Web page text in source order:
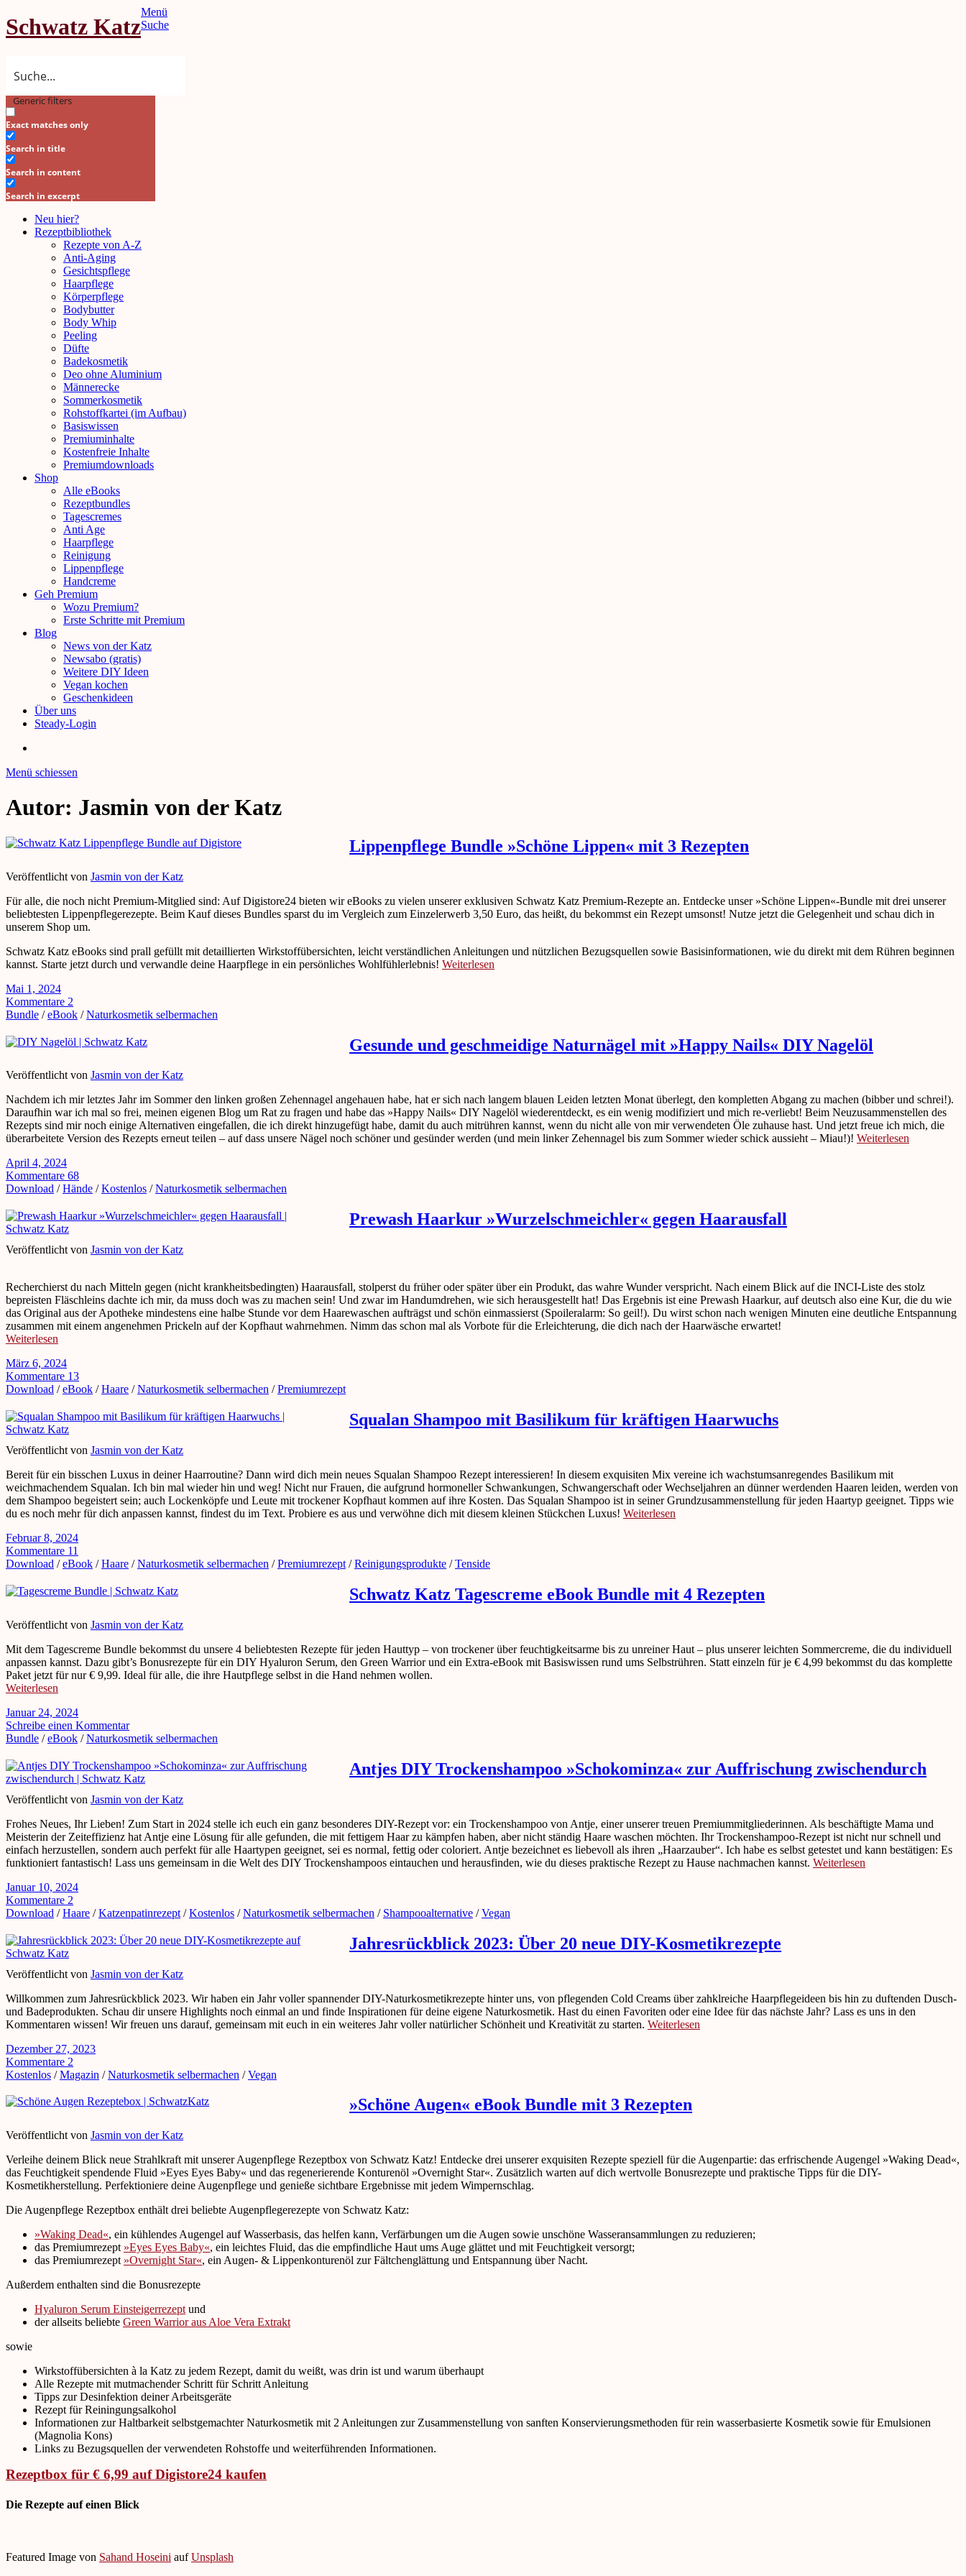
Schwatz Katz
Menü
Suche
Generic filters
Exact matches only
Search in title
Search in content
Search in excerpt
Neu hier?
Rezeptbibliothek
Rezepte von A-Z
Anti-Aging
Gesichtspflege
Haarpflege
Körperpflege
Bodybutter
Body Whip
Peeling
Düfte
Badekosmetik
Deo ohne Aluminium
Männerecke
Sommerkosmetik
Rohstoffkartei (im Aufbau)
Basiswissen
Premiuminhalte
Kostenfreie Inhalte
Premiumdownloads
Shop
Alle eBooks
Rezeptbundles
Tagescremes
Anti Age
Haarpflege
Reinigung
Lippenpflege
Handcreme
Geh Premium
Wozu Premium?
Erste Schritte mit Premium
Blog
News von der Katz
Newsabo (gratis)
Weitere DIY Ideen
Vegan kochen
Geschenkideen
Über uns
Steady-Login
Menü schiessen
Autor: Jasmin von der Katz
Lippenpflege Bundle »Schöne Lippen« mit 3 Rezepten
Veröffentlicht von Jasmin von der Katz
Für alle, die noch nicht Premium-Mitglied sind: Auf Digistore24 bieten wir eBooks zu vielen unserer exklusiven Schwatz Katz Premium-Rezepte an. Entdecke unser »Schöne Lippen«-Bundle mit drei unserer
beliebtesten Lippenpflegerezepte. Beim Kauf dieses Bundles sparst du im Vergleich zum Einzelerwerb 3,50 Euro, das heißt, du bekommst ein Rezept umsonst! Nutze jetzt die Gelegenheit und schau dich in
unserem Shop um.
Schwatz Katz eBooks sind prall gefüllt mit detaillierten Wirkstoffübersichten, leicht verständlichen Anleitungen und nützlichen Bezugsquellen sowie Basisinformationen, wie du direkt mit dem Rühren beginnen
kannst. Starte jetzt durch und verwandle deine Haarpflege in ein persönliches Wohlfühlerlebnis! Weiterlesen
Mai 1, 2024
Kommentare 2
Bundle /eBook /Naturkosmetik selbermachen
Gesunde und geschmeidige Naturnägel mit »Happy Nails« DIY Nagelöl
Veröffentlicht von Jasmin von der Katz
Nachdem ich mir letztes Jahr im Sommer den linken großen Zehennagel angehauen habe, hat er sich nach langem blauen Leiden letzten Monat überlegt, den kompletten Abgang zu machen (bibber und schrei!).
Daraufhin war ich mal so frei, meinen eigenen Blog um Rat zu fragen und habe das »Happy Nails« DIY Nagelöl wiederentdeckt, es ein wenig modifiziert und mich re-verliebt! Beim Neuzusammenstellen des
Rezepts sind mir noch einige Alternativen eingefallen, die ich direkt hinzugefügt habe, damit du auch mitrühren kannst, wenn du nicht alle von mir verwendeten Öle zuhause hast. Und jetzt freue ich mich, die
überarbeitete Version des Rezepts erneut teilen – auf dass unsere Nägel noch schöner und gesünder werden (und mein linker Zehennagel bis zum Sommer wieder schick aussieht – Miau!)! Weiterlesen
April 4, 2024
Kommentare 68
Download /Hände /Kostenlos /Naturkosmetik selbermachen
Prewash Haarkur »Wurzelschmeichler« gegen Haarausfall
Veröffentlicht von Jasmin von der Katz
Recherchierst du nach Mitteln gegen (nicht krankheitsbedingten) Haarausfall, stolperst du früher oder später über ein Produkt, das wahre Wunder verspricht. Nach einem Blick auf die INCI-Liste des stolz
bepreisten Fläschleins dachte ich mir, da muss doch was zu machen sein! Und zwar im Handumdrehen, wie sich herausgestellt hat! Das Ergebnis ist eine Prewash Haarkur, auf deutsch also eine Kur, die du wie
das Original aus der Apotheke mindestens eine halbe Stunde vor dem Haarewaschen aufträgst und schön einmassierst (Spoileralarm: So geil!). Du wirst schon nach wenigen Minuten eine deutliche Entspannung
zusammen mit einem angenehmen Prickeln auf der Kopfhaut wahrnehmen. Nimm das schon mal als Vorbote für die Erleichterung, die dich nach der Haarwäsche erwartet!
Weiterlesen
März 6, 2024
Kommentare 13
Download /eBook /Haare /Naturkosmetik selbermachen /Premiumrezept
Squalan Shampoo mit Basilikum für kräftigen Haarwuchs
Veröffentlicht von Jasmin von der Katz
Bereit für ein bisschen Luxus in deiner Haarroutine? Dann wird dich mein neues Squalan Shampoo Rezept interessieren! In diesem exquisiten Mix vereine ich wachstumsanregendes Basilikum mit
weichmachendem Squalan. Ich bin mal wieder hin und weg! Nicht nur Frauen, die aufgrund hormoneller Schwankungen, Schwangerschaft oder Wechseljahren an dünner werdenden Haaren leiden, werden von
dem Shampoo begeistert sein; auch Lockenköpfe und Leute mit trockener Kopfhaut kommen auf ihre Kosten. Das Squalan Shampoo ist in seiner Grundzusammenstellung für jeden Haartyp geeignet. Tipps wie
du es noch mehr für dich anpassen kannst, findest du im Text. Probiere es aus und verwöhne dich mit diesem kleinen Stückchen Luxus! Weiterlesen
Februar 8, 2024
Kommentare 11
Download /eBook /Haare /Naturkosmetik selbermachen /Premiumrezept /Reinigungsprodukte /Tenside
Schwatz Katz Tagescreme eBook Bundle mit 4 Rezepten
Veröffentlicht von Jasmin von der Katz
Mit dem Tagescreme Bundle bekommst du unsere 4 beliebtesten Rezepte für jeden Hauttyp – von trockener über feuchtigkeitsarme bis zu unreiner Haut – plus unserer leichten Sommercreme, die du individuell
anpassen kannst. Dazu gibt’s Bonusrezepte für ein DIY Hyaluron Serum, den Green Warrior und ein Extra-eBook mit Basiswissen rund ums Selbstrühren. Statt einzeln für je € 4,99 bekommst du das komplette
Paket jetzt für nur € 9,99. Ideal für alle, die ihre Hautpflege selbst in die Hand nehmen wollen.
Weiterlesen
Januar 24, 2024
Schreibe einen Kommentar
Bundle /eBook /Naturkosmetik selbermachen
Antjes DIY Trockenshampoo »Schokominza« zur Auffrischung zwischendurch
Veröffentlicht von Jasmin von der Katz
Frohes Neues, Ihr Lieben! Zum Start in 2024 stelle ich euch ein ganz besonderes DIY-Rezept vor: ein Trockenshampoo von Antje, einer unserer treuen Premiummitgliederinnen. Als beschäftigte Mama und
Meisterin der Zeiteffizienz hat Antje eine Lösung für alle gefunden, die mit fettigem Haar zu kämpfen haben, aber nicht ständig Haare waschen möchten. Ihr Trockenshampoo-Rezept ist nicht nur schnell und
einfach herzustellen, sondern auch perfekt für alle Haartypen geeignet, sei es normal, fettig oder coloriert. Antje bezeichnet es liebevoll als ihren „Haarzauber“. Ich habe es selbst getestet und kann bestätigen: Es
funktioniert fantastisch! Lass uns gemeinsam in die Welt des DIY Trockenshampoos eintauchen und herausfinden, wie du dieses praktische Rezept zu Hause nachmachen kannst. Weiterlesen
Januar 10, 2024
Kommentare 2
Download /Haare /Katzenpatinrezept /Kostenlos /Naturkosmetik selbermachen / Shampooalternative /Vegan
Jahresrückblick 2023: Über 20 neue DIY-Kosmetikrezepte
Veröffentlicht von Jasmin von der Katz
Willkommen zum Jahresrückblick 2023. Wir haben ein Jahr voller spannender DIY-Naturkosmetikrezepte hinter uns, von pflegenden Cold Creams über zahklreiche Haarpflegeideen bis hin zu duftenden Dusch-
und Badeprodukten. Schau dir unsere Highlights noch einmal an und finde Inspirationen für deine eigene Naturkosmetik. Hast du einen Favoriten oder eine Idee für das nächste Jahr? Lass es uns in den
Kommentaren wissen! Wir freuen uns darauf, gemeinsam mit euch in ein weiteres Jahr voller natürlicher Schönheit und Kreativität zu starten. Weiterlesen
Dezember 27, 2023
Kommentare 2
Kostenlos /Magazin /Naturkosmetik selbermachen /Vegan
»Schöne Augen« eBook Bundle mit 3 Rezepten
Veröffentlicht von Jasmin von der Katz
Verleihe deinem Blick neue Strahlkraft mit unserer Augenpflege Rezeptbox von Schwatz Katz! Entdecke drei unserer exquisiten Rezepte speziell für die Augenpartie: das erfrischende Augengel »Waking Dead«,
das Feuchtigkeit spendende Fluid »Eyes Eyes Baby« und das regenerierende Konturenöl »Overnight Star«. Zusätzlich warten auf dich wertvolle Bonusrezepte und praktische Tipps für die DIY-
Kosmetikherstellung. Perfektioniere deine Augenpflege und genieße sichtbare Ergebnisse mit jedem Wimpernschlag.
Die Augenpflege Rezeptbox enthält drei beliebte Augenpflegerezepte von Schwatz Katz:
»Waking Dead«, ein kühlendes Augengel auf Wasserbasis, das helfen kann, Verfärbungen um die Augen sowie unschöne Wasseransammlungen zu reduzieren;
das Premiumrezept »Eyes Eyes Baby«, ein leichtes Fluid, das die empfindliche Haut ums Auge glättet und mit Feuchtigkeit versorgt;
das Premiumrezept »Overnight Star«, ein Augen- & Lippenkonturenöl zur Fältchenglättung und Entspannung über Nacht.
Außerdem enthalten sind die Bonusrezepte
Hyaluron Serum Einsteigerrezept und
der allseits beliebte Green Warrior aus Aloe Vera Extrakt
sowie
Wirkstoffübersichten à la Katz zu jedem Rezept, damit du weißt, was drin ist und warum überhaupt
Alle Rezepte mit mutmachender Schritt für Schritt Anleitung
Tipps zur Desinfektion deiner Arbeitsgeräte
Rezept für Reiningungsalkohol
Informationen zur Haltbarkeit selbstgemachter Naturkosmetik mit 2 Anleitungen zur Zusammenstellung von sanften Konservierungsmethoden für rein wasserbasierte Kosmetik sowie für Emulsionen
(Magnolia Kons)
Links zu Bezugsquellen der verwendeten Rohstoffe und weiterführenden Informationen.
Rezeptbox für € 6,99 auf Digistore24 kaufen
Die Rezepte auf einen Blick
Featured Image von Sahand Hoseini aufUnsplash